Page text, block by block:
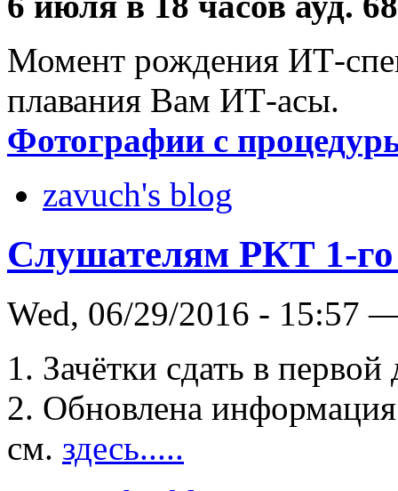
Момент рождения ИТ-
плавания Вам ИТ-асы.
Фотографии с
zavuch's blog
Слушателям РКТ 1-го
Wed, 06/29/2016 - 15:57
1. Зачётки сдать в
2. Обновлена информация
см. здесь.....